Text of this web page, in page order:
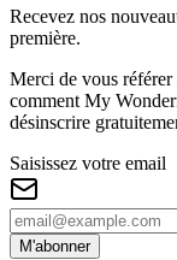
Recevez nos
première.
Merci de vous référer
comment My
désinscrire
Saisissez votre email
M'abonner